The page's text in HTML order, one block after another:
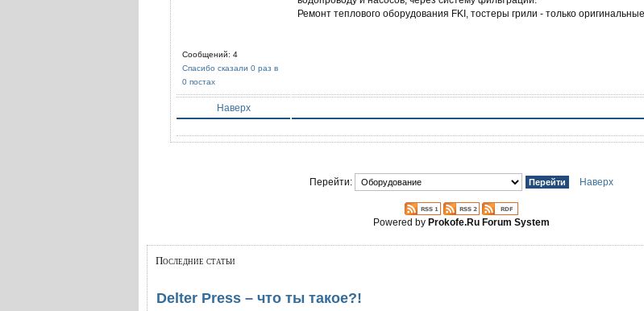
Сообщений: 4
Спасибо сказали 0 раз в
0 постах
Ремонт теплового оборудования FKI, тостеры грили - только оригинальные
Наверх
Перейти: Наверх
Powered by Prokofe.Ru Forum System
Последние статьи
Delter Press – что ты такое?!